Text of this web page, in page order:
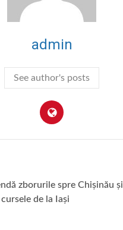
admin
See author's posts
zborurile spre Chișinău și
de la Iași